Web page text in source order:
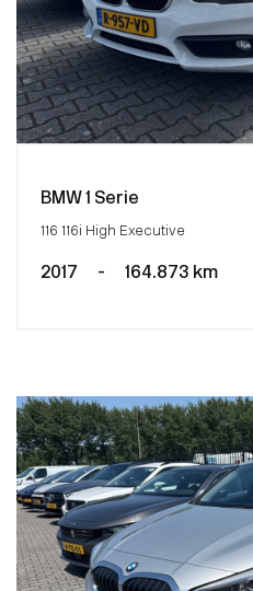
BMW 1 Serie
116 116i High Executive
2017 - 164.873 km